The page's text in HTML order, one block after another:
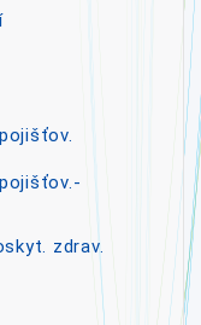
zdrav.